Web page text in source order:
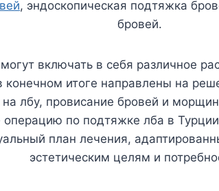
, эндоскопическая подтяжка
бровей.
включать в себя различное
конечном итоге направлены на
лбу, провисание бровей и
по подтяжке лба в
план лечения,
эстетическим целям и